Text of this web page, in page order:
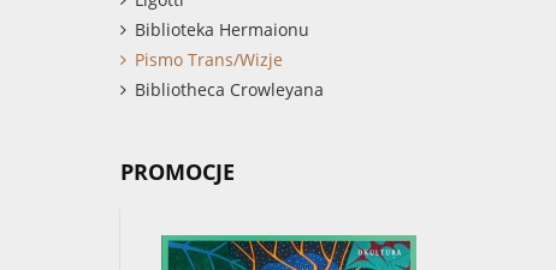
Biblioteka Hermaionu
Pismo Trans/Wizje
Bibliotheca Crowleyana
PROMOCJE